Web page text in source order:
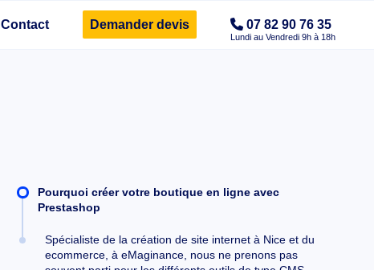
Contact Demander devis 07 82 90 76 35
Pourquoi créer votre boutique en ligne avec
Prestashop
Spécialiste de la création de site internet à Nice et du
ecommerce, à eMaginance, nous ne prenons pas